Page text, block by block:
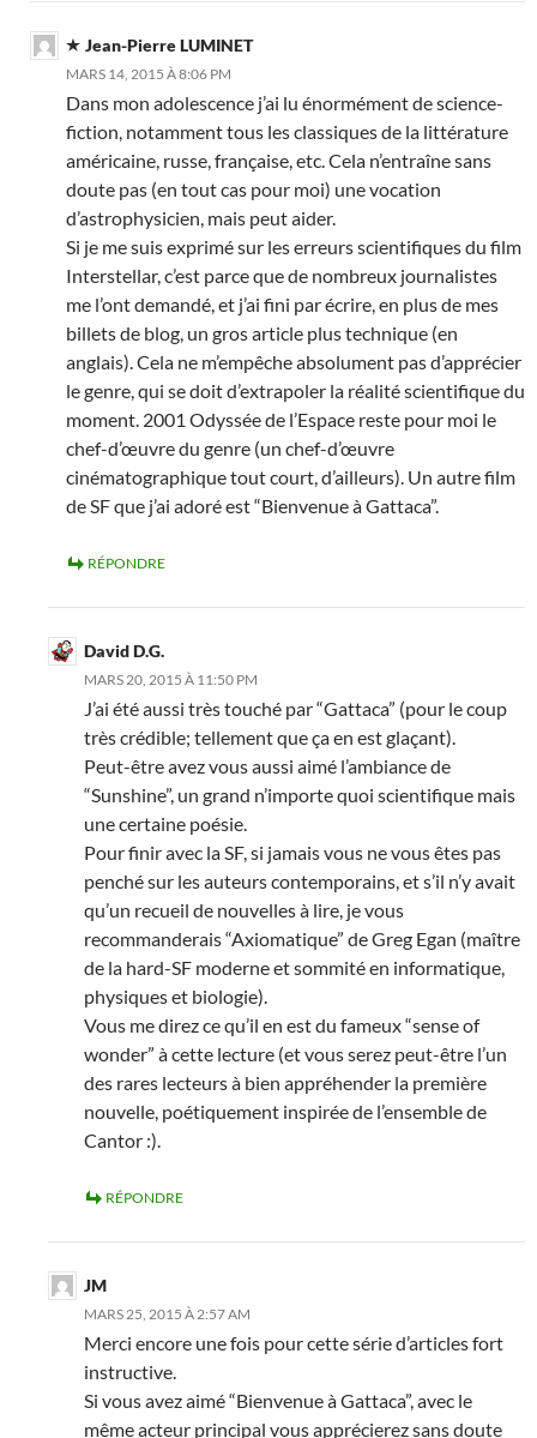
Jean-Pierre LUMINET
MARS 14, 2015 À 8:06 PM
Dans mon adolescence j’ai lu énormément de science-
fiction, notamment tous les classiques de la littérature
américaine, russe, française, etc. Cela n’entraîne sans
doute pas (en tout cas pour moi) une vocation
d’astrophysicien, mais peut aider.
Si je me suis exprimé sur les erreurs scientifiques du film
Interstellar, c’est parce que de nombreux journalistes
me l’ont demandé, et j’ai fini par écrire, en plus de mes
billets de blog, un gros article plus technique (en
anglais). Cela ne m’empêche absolument pas d’apprécier
le genre, qui se doit d’extrapoler la réalité scientifique du
moment. 2001 Odyssée de l’Espace reste pour moi le
chef-d’œuvre du genre (un chef-d’œuvre
cinématographique tout court, d’ailleurs). Un autre film
de SF que j’ai adoré est “Bienvenue à Gattaca”.
RÉPONDRE
David D.G.
MARS 20, 2015 À 11:50 PM
J’ai été aussi très touché par “Gattaca” (pour le coup
très crédible; tellement que ça en est glaçant).
Peut-être avez vous aussi aimé l’ambiance de
“Sunshine”, un grand n’importe quoi scientifique mais
une certaine poésie.
Pour finir avec la SF, si jamais vous ne vous êtes pas
penché sur les auteurs contemporains, et s’il n’y avait
qu’un recueil de nouvelles à lire, je vous
recommanderais “Axiomatique” de Greg Egan (maître
de la hard-SF moderne et sommité en informatique,
physiques et biologie).
Vous me direz ce qu’il en est du fameux “sense of
wonder” à cette lecture (et vous serez peut-être l’un
des rares lecteurs à bien appréhender la première
nouvelle, poétiquement inspirée de l’ensemble de
Cantor :).
RÉPONDRE
JM
MARS 25, 2015 À 2:57 AM
Merci encore une fois pour cette série d’articles fort
instructive.
Si vous avez aimé “Bienvenue à Gattaca”, avec le
même acteur principal vous apprécierez sans doute